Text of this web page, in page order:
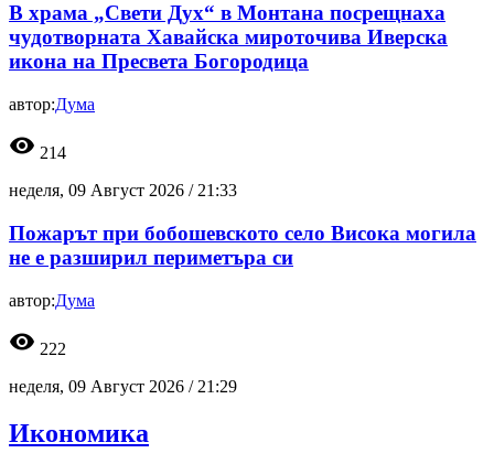
В храма „Свети Дух“ в Монтана посрещнаха
чудотворната Хавайска мироточива Иверска
икона на Пресвета Богородица
автор:Дума
visibility 214
неделя, 09 Август 2026 / 21:33
Пожарът при бобошевското село Висока могила
не е разширил периметъра си
автор:Дума
visibility 222
неделя, 09 Август 2026 / 21:29
Икономика